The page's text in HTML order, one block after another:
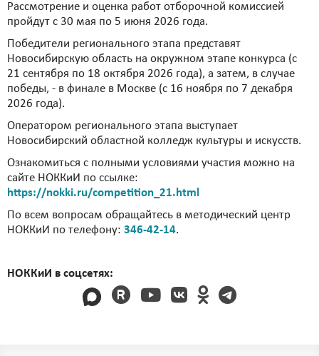
Рассмотрение и оценка работ отборочной комиссией
пройдут с 30 мая по 5 июня 2026 года.
Победители регионального этапа представят
Новосибирскую область на окружном этапе конкурса (с
21 сентября по 18 октября 2026 года), а затем, в случае
победы, - в финале в Москве (с 16 ноября по 7 декабря
2026 года).
Оператором регионального этапа выступает
Новосибирский областной колледж культуры и искусств.
Ознакомиться с полными условиями участия можно на
сайте НОККиИ по ссылке:
https://nokki.ru/competition_21.html
По всем вопросам обращайтесь в методический центр
НОККиИ по телефону: 346-42-14.
НОККиИ в соцсетях: